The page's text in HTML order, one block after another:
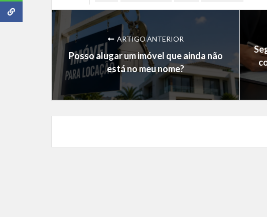
ARTIGO ANTERIOR
Posso alugar um imóvel que ainda não
está no meu nome?